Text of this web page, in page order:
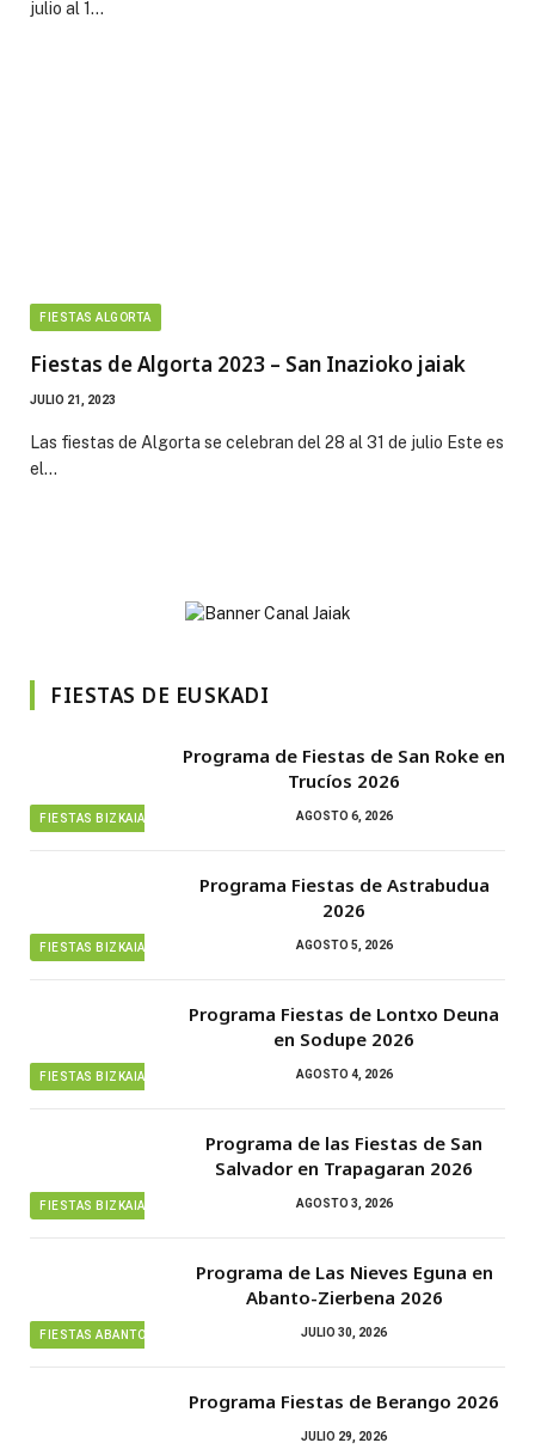
julio al 1…
FIESTAS ALGORTA
Fiestas de Algorta 2023 – San Inazioko jaiak
JULIO 21, 2023
Las fiestas de Algorta se celebran del 28 al 31 de julio Este es
el…
FIESTAS DE EUSKADI
FIESTAS BIZKAIA
Programa de Fiestas de San Roke en
Trucíos 2026
AGOSTO 6, 2026
FIESTAS BIZKAIA
Programa Fiestas de Astrabudua
2026
AGOSTO 5, 2026
FIESTAS BIZKAIA
Programa Fiestas de Lontxo Deuna
en Sodupe 2026
AGOSTO 4, 2026
FIESTAS BIZKAIA
Programa de las Fiestas de San
Salvador en Trapagaran 2026
AGOSTO 3, 2026
FIESTAS ABANTO ZIERBENA
Programa de Las Nieves Eguna en
Abanto-Zierbena 2026
JULIO 30, 2026
Programa Fiestas de Berango 2026
JULIO 29, 2026